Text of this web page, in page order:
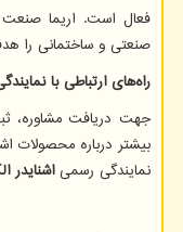
فعال است. اریما
صنعتی و ساختمانی را
راه‌های ارتباطی با
جهت دریافت مشاوره،
بیشتر درباره محصولات
نمایندگی رسمیاشنایدر